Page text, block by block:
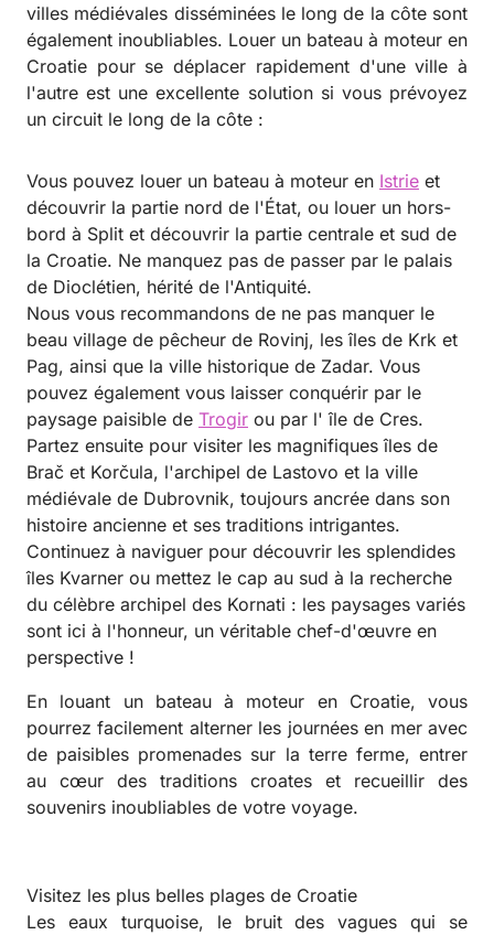
villes médiévales disséminées le long de la côte sont
également inoubliables. Louer un bateau à moteur en
Croatie pour se déplacer rapidement d'une ville à
l'autre est une excellente solution si vous prévoyez
un circuit le long de la côte :
Vous pouvez louer un bateau à moteur en Istrie et
découvrir la partie nord de l'État, ou louer un hors-
bord à Split et découvrir la partie centrale et sud de
la Croatie. Ne manquez pas de passer par le palais
de Dioclétien, hérité de l'Antiquité.
Nous vous recommandons de ne pas manquer le
beau village de pêcheur de Rovinj, les îles de Krk et
Pag, ainsi que la ville historique de Zadar. Vous
pouvez également vous laisser conquérir par le
paysage paisible de Trogir ou par l' île de Cres.
Partez ensuite pour visiter les magnifiques îles de
Brač et Korčula, l'archipel de Lastovo et la ville
médiévale de Dubrovnik, toujours ancrée dans son
histoire ancienne et ses traditions intrigantes.
Continuez à naviguer pour découvrir les splendides
îles Kvarner ou mettez le cap au sud à la recherche
du célèbre archipel des Kornati : les paysages variés
sont ici à l'honneur, un véritable chef-d'œuvre en
perspective !
En louant un bateau à moteur en Croatie, vous
pourrez facilement alterner les journées en mer avec
de paisibles promenades sur la terre ferme, entrer
au cœur des traditions croates et recueillir des
souvenirs inoubliables de votre voyage.
Visitez les plus belles plages de Croatie
Les eaux turquoise, le bruit des vagues qui se